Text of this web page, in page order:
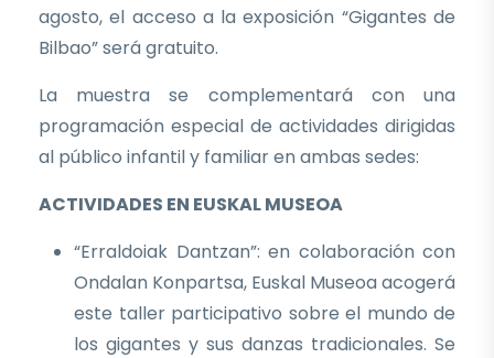
agosto, el acceso a la exposición “Gigantes de
Bilbao” será gratuito.
La muestra se complementará con una
programación especial de actividades dirigidas
al público infantil y familiar en ambas sedes:
ACTIVIDADES EN EUSKAL MUSEOA
“Erraldoiak Dantzan”: en colaboración con
Ondalan Konpartsa, Euskal Museoa acogerá
este taller participativo sobre el mundo de
los gigantes y sus danzas tradicionales. Se